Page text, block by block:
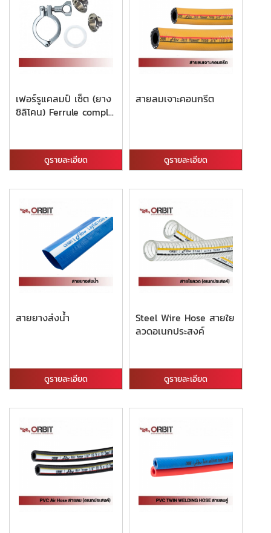
เฟอร์รูแคลมป์ เซ็ต (ยาง
ซิลิโคน) Ferrule compl...
ดูรายละเอียด
สายลมเจาะคอนกรีต
ดูรายละเอียด
สายยางส่งน้ำ
ดูรายละเอียด
Steel Wire Hose สายใย
ลวดอเนกประสงค์
ดูรายละเอียด